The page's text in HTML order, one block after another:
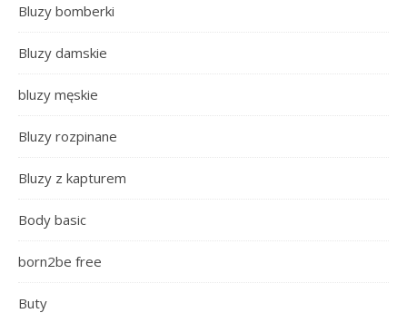
Bluzy bomberki
Bluzy damskie
bluzy męskie
Bluzy rozpinane
Bluzy z kapturem
Body basic
born2be free
Buty